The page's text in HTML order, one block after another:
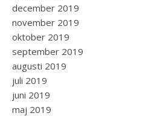
december 2019
november 2019
oktober 2019
september 2019
augusti 2019
juli 2019
juni 2019
maj 2019